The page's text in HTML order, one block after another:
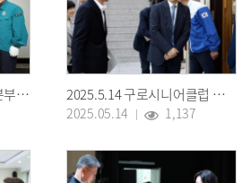
2025.5.15 재난안전대책본부 현판식
2025.5.14 구로시니어클럽 노인일자리 소양교육
2025.05.14
1,137